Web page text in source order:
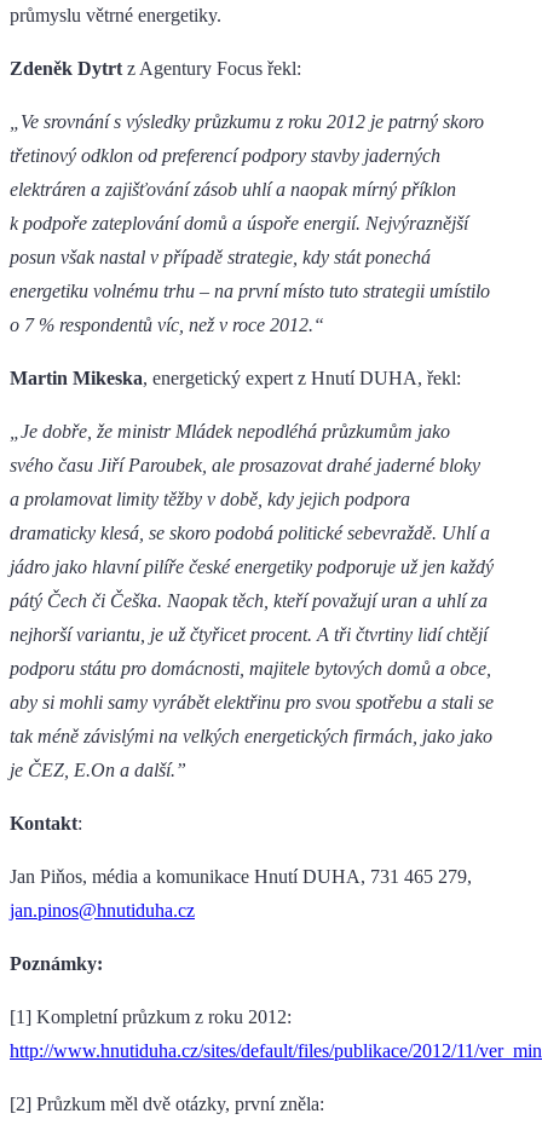
průmyslu větrné energetiky.
Zdeněk Dytrt z Agentury Focus řekl:
„Ve srovnání s výsledky průzkumu z roku 2012 je patrný skoro
třetinový odklon od preferencí podpory stavby jaderných
elektráren a zajišťování zásob uhlí a naopak mírný příklon
k podpoře zateplování domů a úspoře energií. Nejvýraznější
posun však nastal v případě strategie, kdy stát ponechá
energetiku volnému trhu – na první místo tuto strategii umístilo
o 7 % respondentů víc, než v roce 2012.“
Martin Mikeska, energetický expert z Hnutí DUHA, řekl:
„Je dobře, že ministr Mládek nepodléhá průzkumům jako
svého času Jiří Paroubek, ale prosazovat drahé jaderné bloky
a prolamovat limity těžby v době, kdy jejich podpora
dramaticky klesá, se skoro podobá politické sebevraždě. Uhlí a
jádro jako hlavní pilíře české energetiky podporuje už jen každý
pátý Čech či Češka. Naopak těch, kteří považují uran a uhlí za
nejhorší variantu, je už čtyřicet procent. A tři čtvrtiny lidí chtějí
podporu státu pro domácnosti, majitele bytových domů a obce,
aby si mohli samy vyrábět elektřinu pro svou spotřebu a stali se
tak méně závislými na velkých energetických firmách, jako jako
je ČEZ, E.On a další.”
Kontakt:
Jan Piňos, média a komunikace Hnutí DUHA, 731 465 279,
jan.pinos@hnutiduha.cz
Poznámky:
[1] Kompletní průzkum z roku 2012:
http://www.hnutiduha.cz/sites/default/files/publikace/2012/11/
[2] Průzkum měl dvě otázky, první zněla: